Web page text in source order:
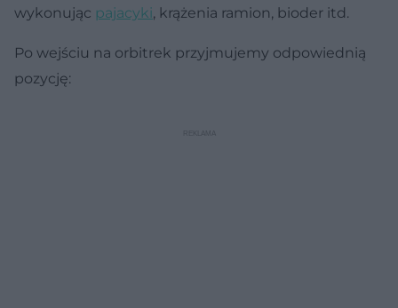
wykonując pajacyki, krążenia ramion, bioder itd.
Po wejściu na orbitrek przyjmujemy odpowiednią
pozycję: